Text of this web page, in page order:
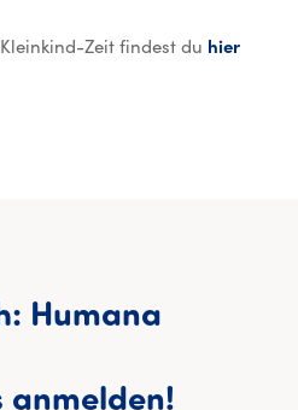
Zeit findest du hier
Humana
anmelden!